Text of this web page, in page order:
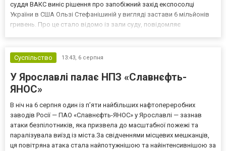
суддя ВАКС виніс рішення про запобіжний захід експосолці
України в США Ользі Стефанішиній у вигляді застави 6 мільйонів
гривень. Про це стало відомо із зали суду, повідомляє
Суспільство
13:43, 6 серпня
У Ярославлі палає НПЗ «Славнєфть-
ЯНОС»
В ніч на 6 серпня один із п’яти найбільших нафтопереробних
заводів Росії — ПАО «Славнєфть-ЯНОС» у Ярославлі — зазнав
атаки безпілотників, яка призвела до масштабної пожежі та
паралізувала виїзд із міста.За свідченнями місцевих мешканців,
ця повітряна атака стала найпотужнішою та найінтенсивнішою за